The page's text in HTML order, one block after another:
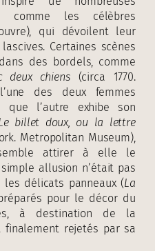
comme les célèbres
qui dévoilent leur
Certaines scènes
des bordels, comme
deux chiens(circa 1770.
des deux femmes
que l’autre exhibe son
billet doux, ou la lettre
Metropolitan Museum),
attirer à elle le
allusion n’était pas
délicats panneaux (La
pour le décor du
à destination de la
finalement rejetés par sa